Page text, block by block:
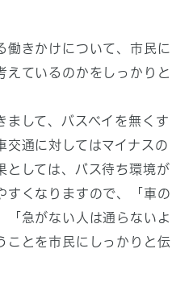
働きかけについて、市民に
えているのかをしっかりと
まして、バスベイを無くす
交通に対してはマイナスの
としては、バス待ち環境が
すくなりますので、「車の
「急がない人は通らないよ
ことを市民にしっかりと伝